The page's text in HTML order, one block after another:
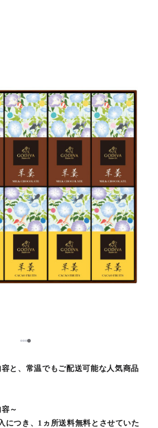
123
と、常温でもご配送可能な人気商品
～
につき、1ヵ所送料無料とさせていた